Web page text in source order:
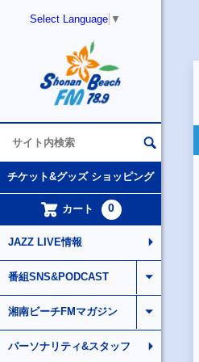
Select Language ▼
チケット&グッズ ショッピング
カート 0
JAZZ LIVE情報
番組SNS&PODCAST
湘南ビーチFMマガジン
パーソナリティ&スタッフ